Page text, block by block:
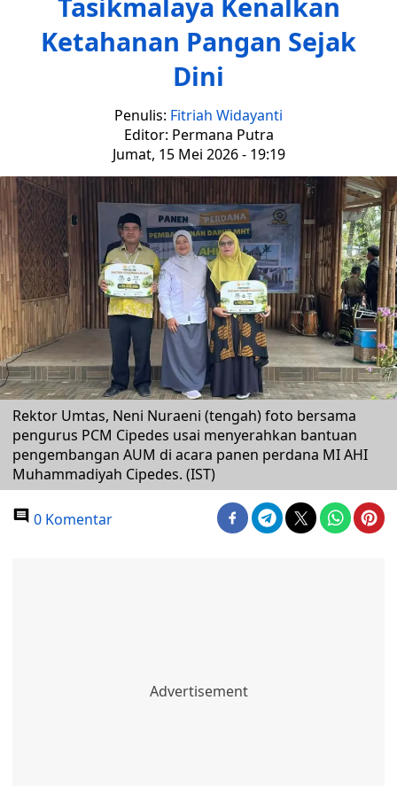
Tasikmalaya Kenalkan
Ketahanan Pangan Sejak
Dini
Penulis: Fitriah Widayanti
Editor: Permana Putra
Jumat, 15 Mei 2026 - 19:19
Rektor Umtas, Neni Nuraeni (tengah) foto bersama
pengurus PCM Cipedes usai menyerahkan bantuan
pengembangan AUM di acara panen perdana MI AHI
Muhammadiyah Cipedes. (IST)
0 Komentar